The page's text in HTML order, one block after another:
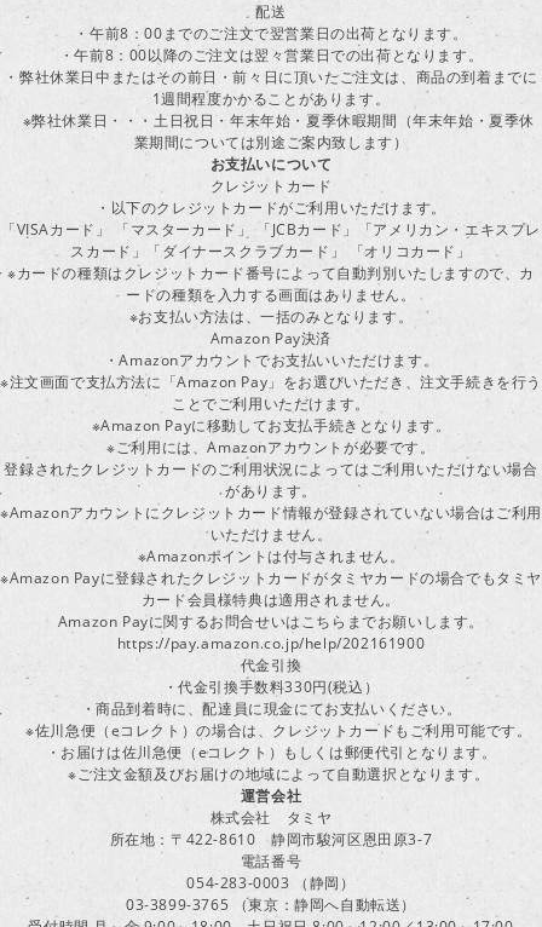
配送
・午前8：00までのご注文で翌営業日の出荷となります。
・午前8：00以降のご注文は翌々営業日での出荷となります。
・弊社休業日中またはその前日・前々日に頂いたご注文は、商品の到着までに
1週間程度かかることがあります。
※弊社休業日・・・土日祝日・年末年始・夏季休暇期間（年末年始・夏季休
業期間については別途ご案内致します）
お支払いについて
クレジットカード
・以下のクレジットカードがご利用いただけます。
「VISAカード」 「マスターカード」 「JCBカード」「アメリカン・エキスプレ
スカード」「ダイナースクラブカード」 「オリコカード」
※カードの種類はクレジットカード番号によって自動判別いたしますので、カ
ードの種類を入力する画面はありません。
※お支払い方法は、一括のみとなります。
Amazon Pay決済
・Amazonアカウントでお支払いいただけます。
※注文画面で支払方法に「Amazon Pay」をお選びいただき、注文手続きを行う
ことでご利用いただけます。
※Amazon Payに移動してお支払手続きとなります。
※ご利用には、Amazonアカウントが必要です。
登録されたクレジットカードのご利用状況によってはご利用いただけない場合
があります。
※Amazonアカウントにクレジットカード情報が登録されていない場合はご利用
いただけません。
※Amazonポイントは付与されません。
※Amazon Payに登録されたクレジットカードがタミヤカードの場合でもタミヤ
カード会員様特典は適用されません。
Amazon Payに関するお問合せいはこちらまでお願いします。
https://pay.amazon.co.jp/help/202161900
代金引換
・代金引換手数料330円(税込）
・商品到着時に、配達員に現金にてお支払いください。
※佐川急便（eコレクト）の場合は、クレジットカードもご利用可能です。
・お届けは佐川急便（eコレクト）もしくは郵便代引となります。
※ご注文金額及びお届けの地域によって自動選択となります。
運営会社
株式会社 タミヤ
所在地：〒422-8610 静岡市駿河区恩田原3-7
電話番号
054-283-0003 （静岡）
03-3899-3765 （東京：静岡へ自動転送）